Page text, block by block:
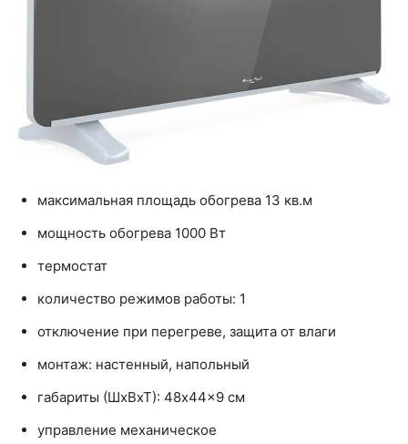
максимальная площадь обогрева 13 кв.м
мощность обогрева 1000 Вт
термостат
количество режимов работы: 1
отключение при перегреве, защита от влаги
монтаж: настенный, напольный
габариты (ШхВхТ): 48x44x9 см
управление механическое